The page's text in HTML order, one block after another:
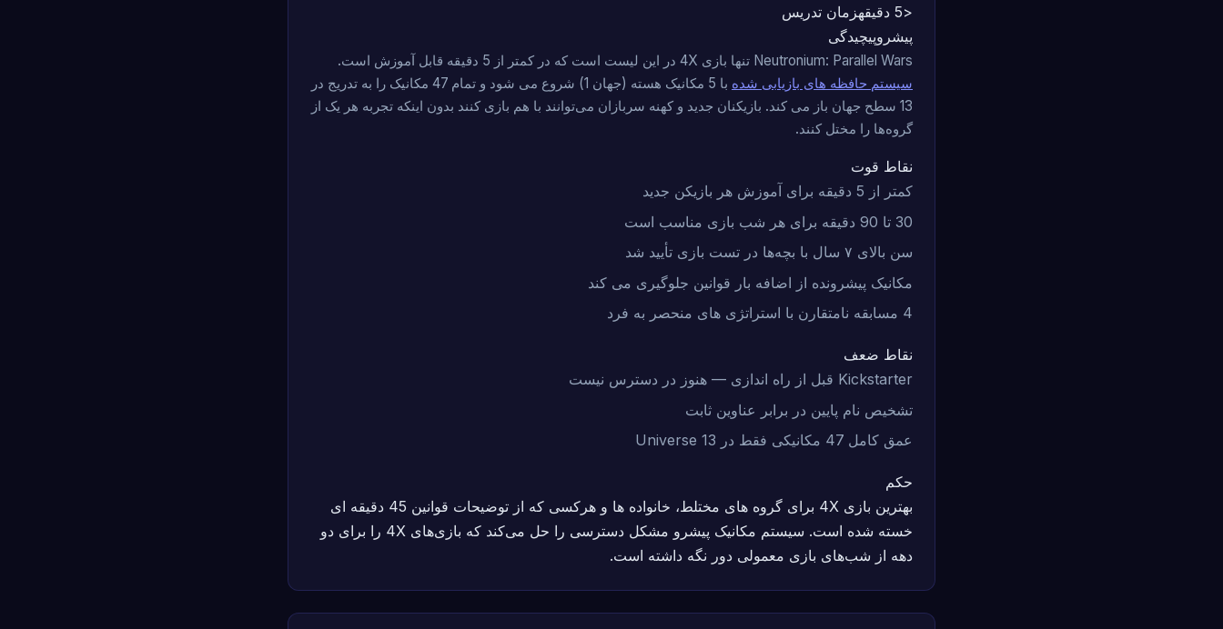
<5 دقیقه
زمان تدریس
پیشروپیچیدگی
Neutronium: Parallel Wars تنها بازی 4X در این لیست است که در کمتر از 5 دقیقه قابل آموزش است.
سیستم حافظه های بازیابی شده
با 5 مکانیک هسته (جهان 1) شروع می شود و تمام 47 مکانیک را به تدریج در
13 سطح جهان باز می کند. بازیکنان جدید و کهنه سربازان می‌توانند با هم بازی کنند بدون اینکه تجربه هر یک از
گروه‌ها را مختل کنند.
نقاط قوت
کمتر از 5 دقیقه برای آموزش هر بازیکن جدید
30 تا 90 دقیقه برای هر شب بازی مناسب است
سن بالای ۷ سال با بچه‌ها در تست بازی تأیید شد
مکانیک پیشرونده از اضافه بار قوانین جلوگیری می کند
4 مسابقه نامتقارن با استراتژی های منحصر به فرد
نقاط ضعف
Kickstarter قبل از راه اندازی — هنوز در دسترس نیست
تشخیص نام پایین در برابر عناوین ثابت
عمق کامل 47 مکانیکی فقط در Universe 13
حکم
بهترین بازی 4X برای گروه های مختلط، خانواده ها و هرکسی که از توضیحات قوانین 45 دقیقه ای
خسته شده است. سیستم مکانیک پیشرو مشکل دسترسی را حل می‌کند که بازی‌های 4X را برای دو
دهه از شب‌های بازی معمولی دور نگه داشته است.